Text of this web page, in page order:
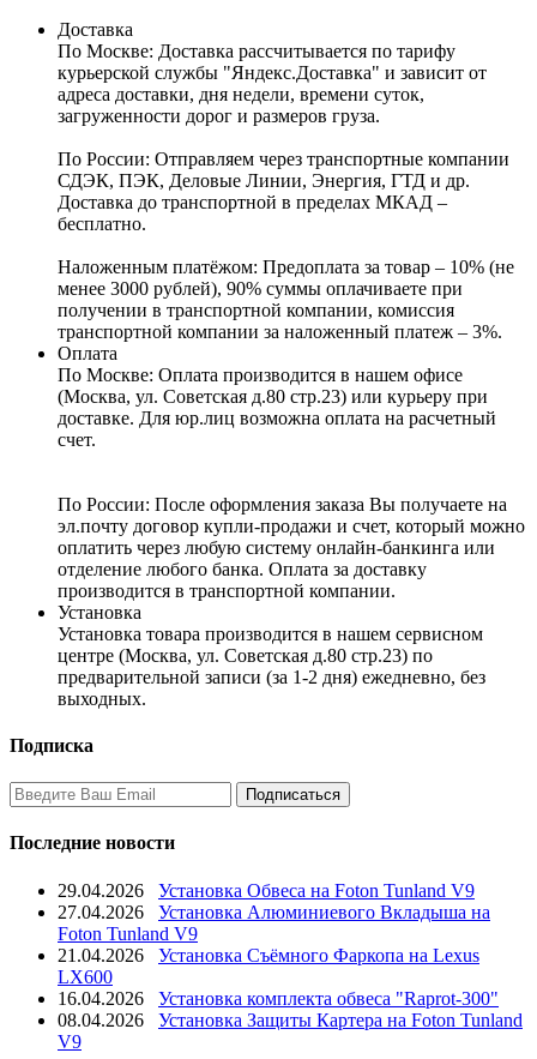
Доставка
По Москве: Доставка рассчитывается по тарифу
курьерской службы "Яндекс.Доставка" и зависит от
адреса доставки, дня недели, времени суток,
загруженности дорог и размеров груза.
По России: Отправляем через транспортные компании
СДЭК, ПЭК, Деловые Линии, Энергия, ГТД и др.
Доставка до транспортной в пределах МКАД –
бесплатно.
Наложенным платёжом: Предоплата за товар – 10% (не
менее 3000 рублей), 90% суммы оплачиваете при
получении в транспортной компании, комиссия
транспортной компании за наложенный платеж – 3%.
Оплата
По Москве: Оплата производится в нашем офисе
(Москва, ул. Советская д.80 стр.23) или курьеру при
доставке. Для юр.лиц возможна оплата на расчетный
счет.
По России: После оформления заказа Вы получаете на
эл.почту договор купли-продажи и счет, который можно
оплатить через любую систему онлайн-банкинга или
отделение любого банка. Оплата за доставку
производится в транспортной компании.
Установка
Установка товара производится в нашем сервисном
центре (Москва, ул. Советская д.80 стр.23) по
предварительной записи (за 1-2 дня) ежедневно, без
выходных.
Подписка
Последние новости
29.04.2026
Установка Обвеса на Foton Tunland V9
27.04.2026
Установка Алюминиевого Вкладыша на
Foton Tunland V9
21.04.2026
Установка Съёмного Фаркопа на Lexus
LX600
16.04.2026
Установка комплекта обвеса "Raprot-300"
08.04.2026
Установка Защиты Картера на Foton Tunland
V9